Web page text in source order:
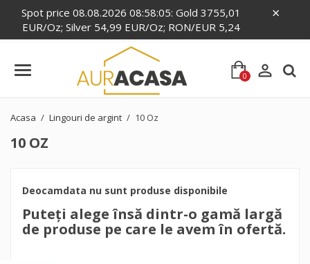
×
Spot price 08.08.2026 08:58:05: Gold 3755,01
EUR/Oz; Silver 54,99 EUR/Oz; RON/EUR 5,24
0 
Acasa Lingouri de argint 10 Oz
10 OZ
Deocamdata nu sunt produse disponibile
Puteți alege însă dintr-o gamă largă
de produse pe care le avem în ofertă.